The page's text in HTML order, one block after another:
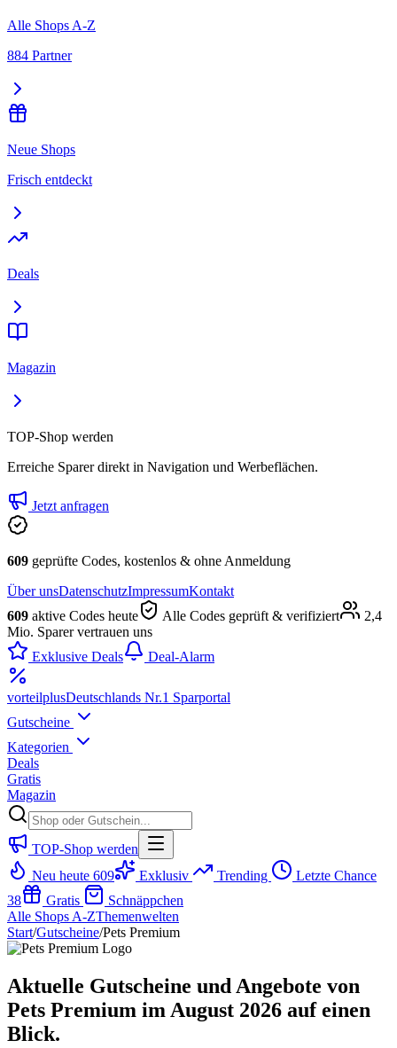
Alle Shops A-Z
884 Partner
Neue Shops
Frisch entdeckt
Deals
Magazin
TOP-Shop werden
Erreiche Sparer direkt in Navigation und Werbeflächen.
Jetzt anfragen
609 geprüfte Codes, kostenlos & ohne Anmeldung
Über unsDatenschutzImpressumKontakt
609 aktive Codes heute Alle Codes geprüft & verifiziert
2,4
Mio. Sparer vertrauen uns
Exklusive Deals
Deal-Alarm
vorteilplusDeutschlands Nr.1 Sparportal
Gutscheine
Kategorien
Deals
Gratis
Magazin
TOP-Shop werden
Neu heute 609 Exklusiv Trending
Letzte Chance
38
Gratis
Schnäppchen
Alle Shops A-ZThemenwelten
Start/Gutscheine/Pets Premium
Aktuelle Gutscheine und Angebote von
Pets Premium im August 2026 auf einen
Blick.